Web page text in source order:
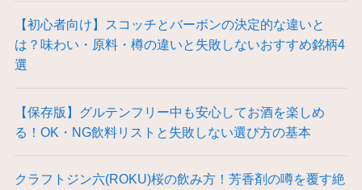
【初心者向け】スコッチとバーボンの決定的な違いと
は？味わい・原料・樽の違いと失敗しないおすすめ銘柄4
選
【保存版】グルテンフリー中も安心してお酒を楽しめ
る！OK・NG飲料リストと失敗しない選び方の基本
クラフトジン六(ROKU)桜の飲み方！芳香剤の噂を覆す絶